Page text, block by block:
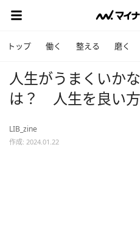
トップ 働く 整える 磨く
人生がうまくいか
は？ 人生を良い
LIB_zine
作成: 2024.01.22